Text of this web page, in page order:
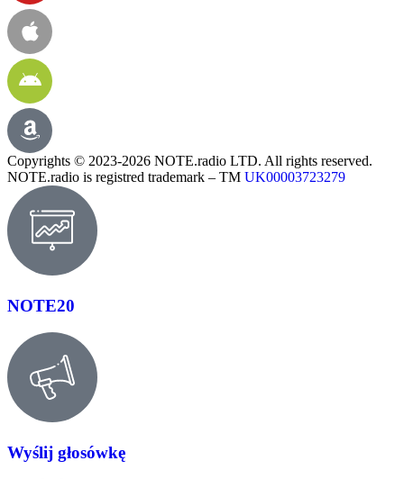
Copyrights © 2023-2026 NOTE.radio LTD. All rights reserved.
NOTE.radio is registred trademark – TM UK00003723279
NOTE20
Wyślij głosówkę